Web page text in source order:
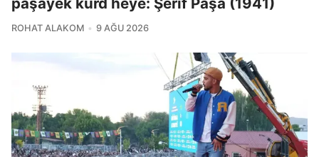
ROHAT ALAKOM 9 AĞU 2026